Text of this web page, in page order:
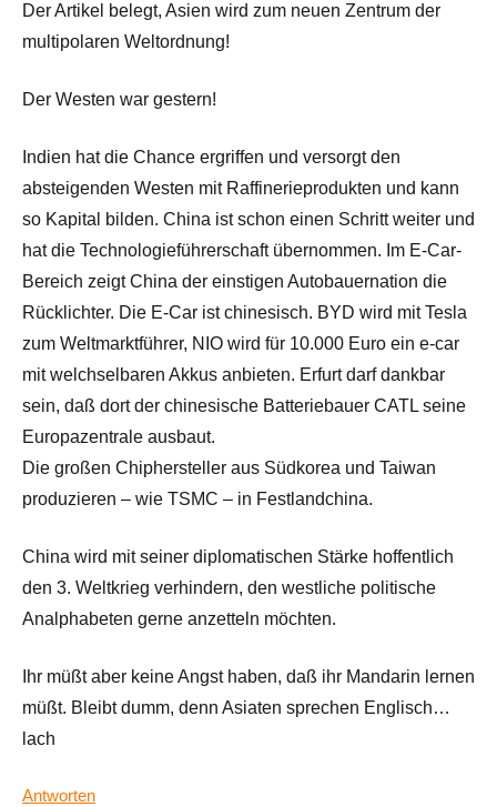
Der Artikel belegt, Asien wird zum neuen Zentrum der
multipolaren Weltordnung!
Der Westen war gestern!
Indien hat die Chance ergriffen und versorgt den
absteigenden Westen mit Raffinerieprodukten und kann
so Kapital bilden. China ist schon einen Schritt weiter und
hat die Technologieführerschaft übernommen. Im E-Car-
Bereich zeigt China der einstigen Autobauernation die
Rücklichter. Die E-Car ist chinesisch. BYD wird mit Tesla
zum Weltmarktführer, NIO wird für 10.000 Euro ein e-car
mit welchselbaren Akkus anbieten. Erfurt darf dankbar
sein, daß dort der chinesische Batteriebauer CATL seine
Europazentrale ausbaut.
Die großen Chiphersteller aus Südkorea und Taiwan
produzieren – wie TSMC – in Festlandchina.
China wird mit seiner diplomatischen Stärke hoffentlich
den 3. Weltkrieg verhindern, den westliche politische
Analphabeten gerne anzetteln möchten.
Ihr müßt aber keine Angst haben, daß ihr Mandarin lernen
müßt. Bleibt dumm, denn Asiaten sprechen Englisch…
lach
Antworten